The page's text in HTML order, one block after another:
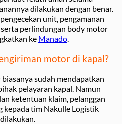
dilakukan dengan benar.
unit, pengamanan
perlindungan body motor
ke Manado.
motor di kapal?
sudah mendapatkan
pelayaran kapal. Namun
ketentuan klaim, pelanggan
kepada tim Nakulle Logistik